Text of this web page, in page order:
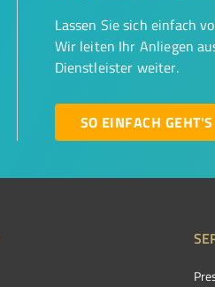
Lassen Sie sich einfach
Wir leiten Ihr Anliegen
Dienstleister weiter.
SO EINFACH GEHT'S